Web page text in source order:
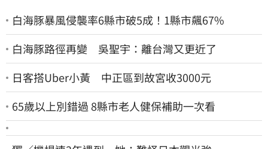
白海豚暴風侵襲率6縣市破5成！1縣市飆67%
白海豚路徑再變 吳聖宇：離台灣又更近了
日客搭Uber小黃 中正區到故宮收3000元
65歲以上別錯過 8縣市老人健保補助一次看